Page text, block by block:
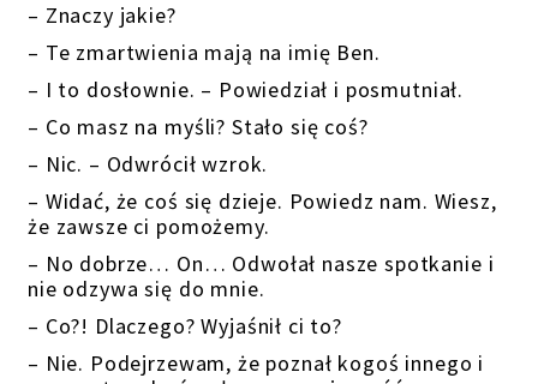
– Znaczy jakie?
– Te zmartwienia mają na imię Ben.
– I to dosłownie. – Powiedział i posmutniał.
– Co masz na myśli? Stało się coś?
– Nic. – Odwrócił wzrok.
– Widać, że coś się dzieje. Powiedz nam. Wiesz,
że zawsze ci pomożemy.
– No dobrze… On… Odwołał nasze spotkanie i
nie odzywa się do mnie.
– Co?! Dlaczego? Wyjaśnił ci to?
– Nie. Podejrzewam, że poznał kogoś innego i